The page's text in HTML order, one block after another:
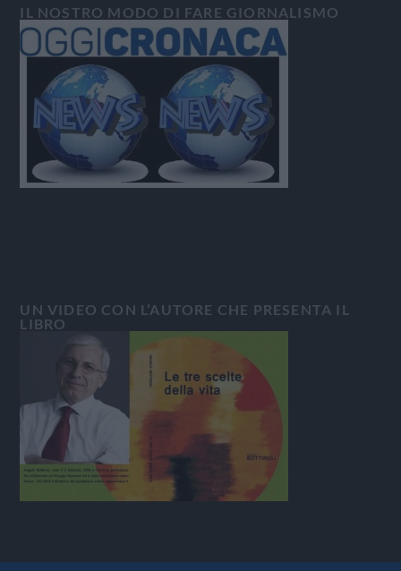
IL NOSTRO MODO DI FARE GIORNALISMO
UN VIDEO CON L’AUTORE CHE PRESENTA IL
LIBRO